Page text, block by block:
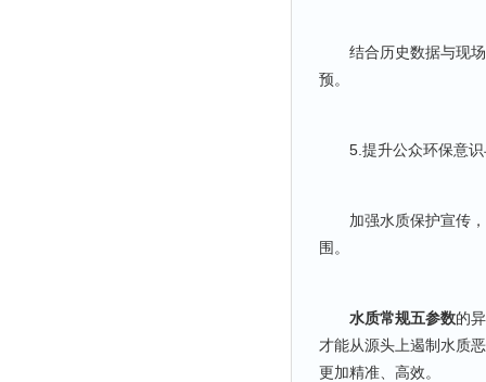
结合历史数据与现场
预。
5.提升公众环保意识
加强水质保护宣传，
围。
水质常规五参数的
才能从源头上遏制水质
更加精准、高效。